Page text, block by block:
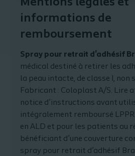
Mentions légales et
informations de
remboursement
Spray pour retrait d'adhésif
médical destiné à retirer les
la peau intacte, de classe I, non
Fabricant : Coloplast A/S. Lire
notice d’instructions avant
intégralement remboursé
en ALD et pour les patients au
bénéficiant d’une couverture
spray pour retrait d’adhésif